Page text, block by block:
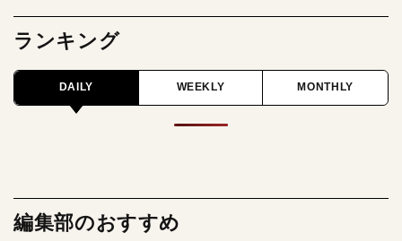
ランキング
DAILY WEEKLY MONTHLY
編集部のおすすめ